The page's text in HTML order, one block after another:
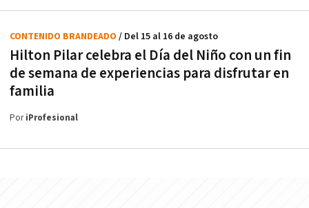
Hilton Pilar celebra el Día del Niño con un fin
de semana de experiencias para disfrutar en
familia
CONTENIDO BRANDEADO / Del 15 al 16 de agosto
PoriProfesional